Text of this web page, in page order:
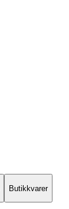
Butikkvarer